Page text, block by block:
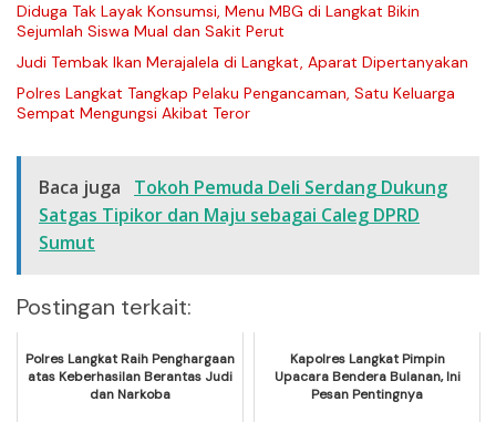
Diduga Tak Layak Konsumsi, Menu MBG di Langkat Bikin
Sejumlah Siswa Mual dan Sakit Perut
Judi Tembak Ikan Merajalela di Langkat, Aparat Dipertanyakan
Polres Langkat Tangkap Pelaku Pengancaman, Satu Keluarga
Sempat Mengungsi Akibat Teror
Baca juga
Tokoh Pemuda Deli Serdang Dukung
Satgas Tipikor dan Maju sebagai Caleg DPRD
Sumut
Postingan terkait:
Polres Langkat Raih Penghargaan
atas Keberhasilan Berantas Judi
dan Narkoba
Kapolres Langkat Pimpin
Upacara Bendera Bulanan, Ini
Pesan Pentingnya